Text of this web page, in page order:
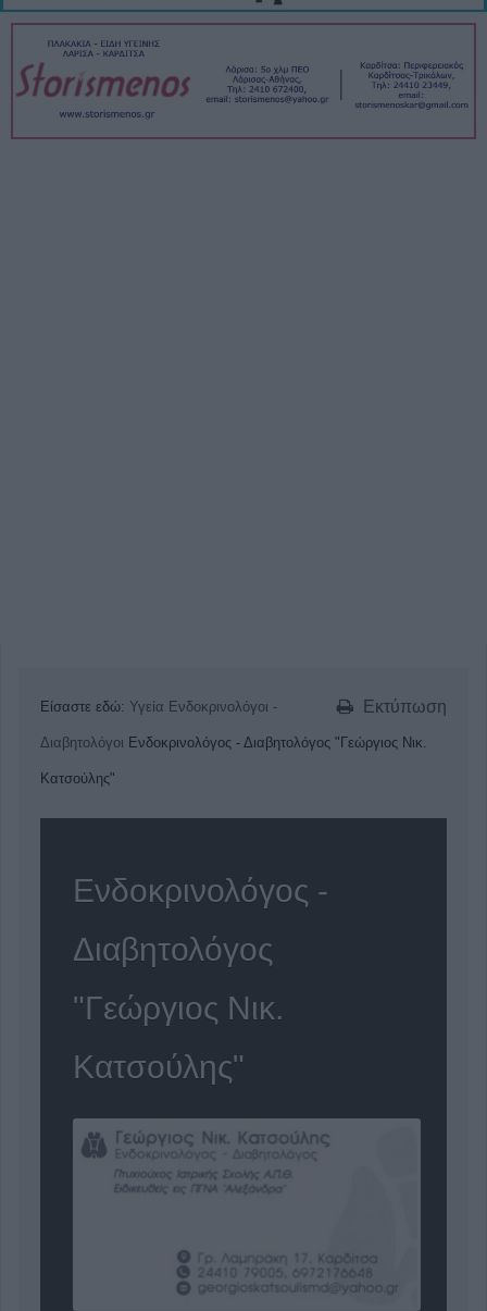
Εκτύπωση
Είσαστε εδώ: Υγεία Ενδοκρινολόγοι -
Διαβητολόγοι Ενδοκρινολόγος - Διαβητολόγος "Γεώργιος Νικ.
Κατσούλης"
Ενδοκρινολόγος -
Διαβητολόγος
"Γεώργιος Νικ.
Κατσούλης"